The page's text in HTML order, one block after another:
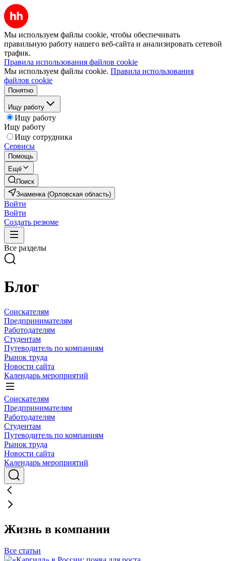
Мы используем файлы cookie, чтобы обеспечивать
правильную работу нашего веб-сайта и анализировать сетевой
трафик.
Правила использования файлов cookie
Мы используем файлы cookie. Правила использования
файлов cookie
Понятно
Ищу работу
Ищу работу
Ищу работу
Ищу сотрудника
Сервисы
Помощь
Ещё
Поиск
Знаменка (Орловская область)
Войти
Войти
Создать резюме
Все разделы
Блог
Соискателям
Предпринимателям
Работодателям
Студентам
Путеводитель по компаниям
Рынок труда
Новости сайта
Календарь мероприятий
Соискателям
Предпринимателям
Работодателям
Студентам
Путеводитель по компаниям
Рынок труда
Новости сайта
Календарь мероприятий
Жизнь в компании
Все статьи